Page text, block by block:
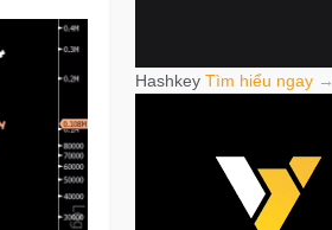
Hashkey Tìm hiểu ngay →